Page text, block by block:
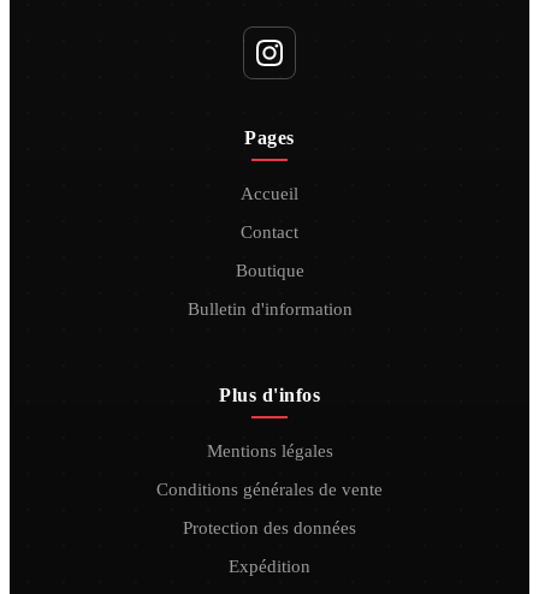
Pages
Accueil
Contact
Boutique
Bulletin d'information
Plus d'infos
Mentions légales
Conditions générales de vente
Protection des données
Expédition